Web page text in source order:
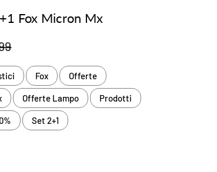
Fox Micron Mx
normale
Fox Offerte
Offerte Lampo Prodotti
Set 2+1